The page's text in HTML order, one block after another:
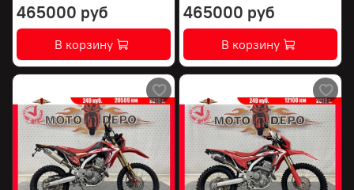
465000 руб
В корзину
465000 руб
В корзину